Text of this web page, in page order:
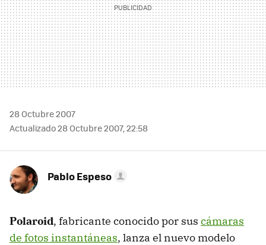
28 Octubre 2007
Actualizado 28 Octubre 2007, 22:58
Pablo Espeso
Polaroid, fabricante conocido por sus cámaras
de fotos instantáneas, lanza el nuevo modelo